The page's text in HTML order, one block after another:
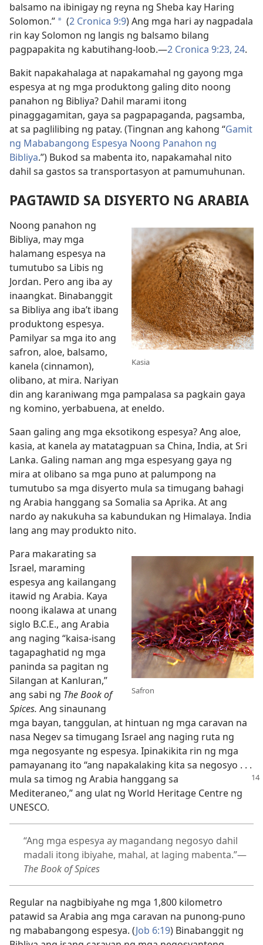
balsamo na ibinigay ng reyna ng Sheba kay Haring
Solomon.” * (2 Cronica 9:9) Ang mga hari ay nagpadala
rin kay Solomon ng langis ng balsamo bilang
pagpapakita ng kabutihang-loob.—2 Cronica 9:23, 24.
Bakit napakahalaga at napakamahal ng gayong mga
espesya at ng mga produktong galing dito noong
panahon ng Bibliya? Dahil marami itong
pinaggagamitan, gaya sa pagpapaganda, pagsamba,
at sa paglilibing ng patay. (Tingnan ang kahong “Gamit
ng Mababangong Espesya Noong Panahon ng
Bibliya.”) Bukod sa mabenta ito, napakamahal nito
dahil sa gastos sa transportasyon at pamumuhunan.
PAGTAWID SA DISYERTO NG ARABIA
Kasia
Noong panahon ng
Bibliya, may mga
halamang espesya na
tumutubo sa Libis ng
Jordan. Pero ang iba ay
inaangkat. Binabanggit
sa Bibliya ang iba’t ibang
produktong espesya.
Pamilyar sa mga ito ang
safron, aloe, balsamo,
kanela (cinnamon),
olibano, at mira. Nariyan
din ang karaniwang mga pampalasa sa pagkain gaya
ng komino, yerbabuena, at eneldo.
Saan galing ang mga eksotikong espesya? Ang aloe,
kasia, at kanela ay matatagpuan sa China, India, at Sri
Lanka. Galing naman ang mga espesyang gaya ng
mira at olibano sa mga puno at palumpong na
tumutubo sa mga disyerto mula sa timugang bahagi
ng Arabia hanggang sa Somalia sa Aprika. At ang
nardo ay nakukuha sa kabundukan ng Himalaya. India
lang ang may produkto nito.
Safron
Para makarating sa
Israel, maraming
espesya ang kailangang
itawid ng Arabia. Kaya
noong ikalawa at unang
siglo B.C.E., ang Arabia
ang naging “kaisa-isang
tagapaghatid ng mga
paninda sa pagitan ng
Silangan at Kanluran,”
ang sabi ng The Book of
Spices. Ang sinaunang
mga bayan, tanggulan, at hintuan ng mga caravan na
nasa Negev sa timugang Israel ang naging ruta ng
mga negosyante ng espesya. Ipinakikita rin ng mga
pamayanang ito “ang napakalaking kita sa negosyo . . .
mula sa timog ng Arabia hanggang sa
Mediteraneo,” ang ulat ng World Heritage Centre ng
UNESCO.
“Ang mga espesya ay magandang negosyo dahil
madali itong ibiyahe, mahal, at laging mabenta.”—
The Book of Spices
Regular na nagbibiyahe ng mga 1,800 kilometro
patawid sa Arabia ang mga caravan na punong-puno
ng mababangong espesya. (Job 6:19) Binabanggit ng